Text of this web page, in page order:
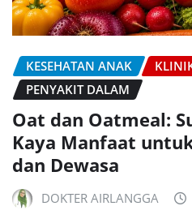
KESEHATAN ANAK
PENYAKIT DALAM
Oat dan Oatmeal:
Kaya Manfaat
dan Dewasa
DOKTER AIRLANGGA